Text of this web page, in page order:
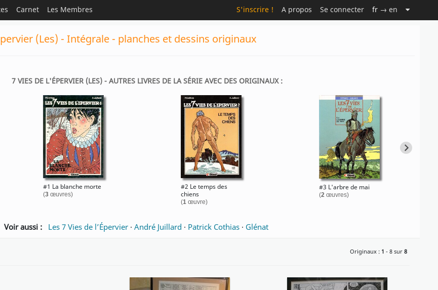
Carnet Les Membres S'inscrire ! A propos Se connecter fr → en
(Les) - Intégrale - planches et dessins originaux
7 VIES DE L'ÉPERVIER (LES) - AUTRES LIVRES DE LA SÉRIE AVEC DES ORIGINAUX :
#1 La blanche morte
(3œuvres)
#2 Le temps des
chiens
(1 œuvre)
#3 L'arbre de mai
(2œuvres)
Voir aussi : Les 7 Vies de l’Épervier ·André Juillard · Patrick Cothias · Glénat
Originaux : 1 - 8 sur 8